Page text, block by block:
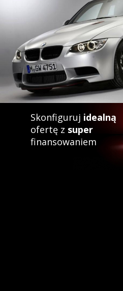
Skonfiguruj idealną
ofertę z super
finansowaniem